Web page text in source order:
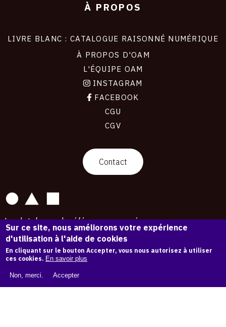
À PROPOS
LIVRE BLANC : CATALOGUE RAISONNÉ NUMÉRIQUE
À PROPOS D'OAM
L'ÉQUIPE OAM
INSTAGRAM
FACEBOOK
CGU
CGV
Contact
La plateforme de référence pour créer,
conserver et promouvoir l'Histoire de l'Art.
Des catalogues raisonnés aux archives
d'expositions.
43 254 œuvres d'art — 7 587 expositions
Copyright © OAM 2026. Tous droits réservés.
Sur ce site, nous améliorons votre expérience
d'utilisation à l'aide de cookies
En cliquant sur le bouton Accepter, vous nous autorisez à utiliser
ces cookies. En savoir plus
Non, merci. Accepter